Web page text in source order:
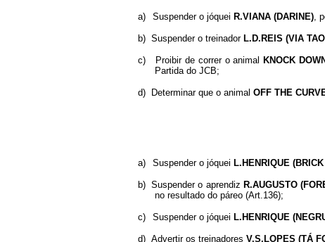
a) Suspender o jóquei R.VIANA (DARINE) ,
b) Suspender o treinador L.D.REIS (VIA
c) Proibir de correr o animalKNOCK
Partida do JCB;
d) Determinar que o animal OFF THE
a) Suspender o jóquei L.HENRIQUE
b) Suspender o aprendiz R.AUGUSTO
no resultado do páreo (Art.136);
c) Suspender o jóquei L.HENRIQUE
d) Advertir os treinadores V.S.LOPES (TÁ